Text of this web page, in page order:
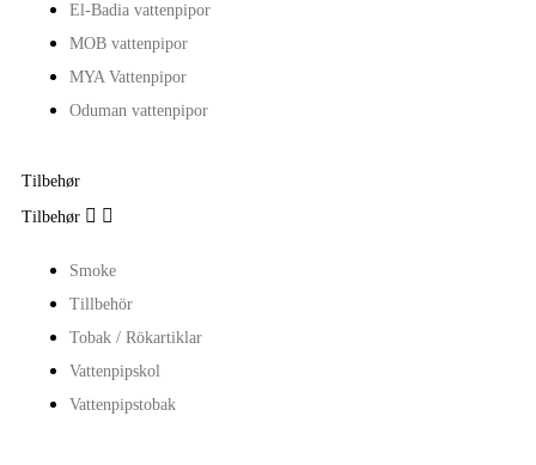
El-Badia vattenpipor
MOB vattenpipor
MYA Vattenpipor
Oduman vattenpipor
Tilbehør
Tilbehør  
Smoke
Tillbehör
Tobak / Rökartiklar
Vattenpipskol
Vattenpipstobak